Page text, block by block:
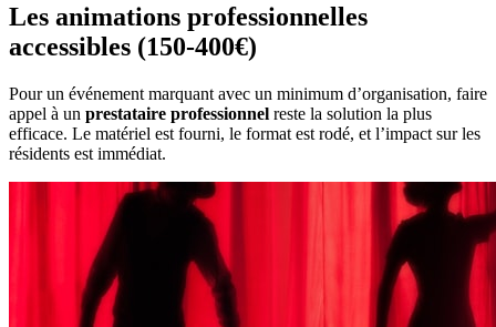
Les animations professionnelles
accessibles (150-400€)
Pour un événement marquant avec un minimum d’organisation, faire
appel à un prestataire professionnel reste la solution la plus
efficace. Le matériel est fourni, le format est rodé, et l’impact sur les
résidents est immédiat.